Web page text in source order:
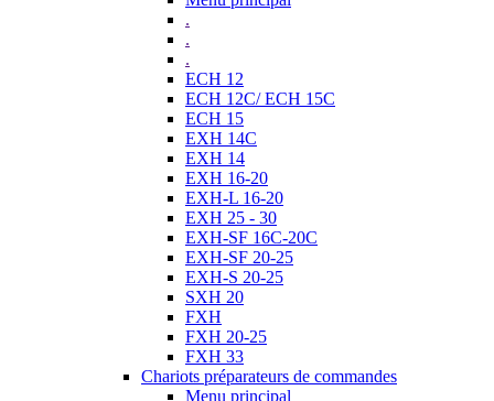
.
.
.
ECH 12
ECH 12C/ ECH 15C
ECH 15
EXH 14C
EXH 14
EXH 16-20
EXH-L 16-20
EXH 25 - 30
EXH-SF 16C-20C
EXH-SF 20-25
EXH-S 20-25
SXH 20
FXH
FXH 20-25
FXH 33
Chariots préparateurs de commandes
Menu principal